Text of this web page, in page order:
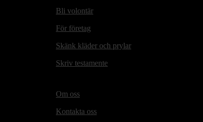
Bli volontär
För företag
Skänk kläder och prylar
Skriv testamente
Om oss
Kontakta oss